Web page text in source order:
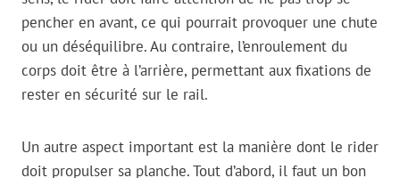
pencher en avant, ce qui pourrait provoquer une chute
ou un déséquilibre. Au contraire, l’enroulement du
corps doit être à l’arrière, permettant aux fixations de
rester en sécurité sur le rail.
Un autre aspect important est la manière dont le rider
doit propulser sa planche. Tout d’abord, il faut un bon